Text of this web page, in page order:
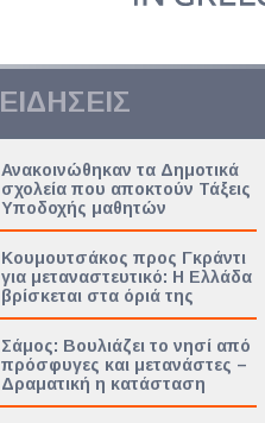
ΕΙΔΗΣΕΙΣ
Ανακοινώθηκαν τα Δημοτικά
σχολεία που αποκτούν Τάξεις
Υποδοχής μαθητών
Κουμουτσάκος προς Γκράντι
για μεταναστευτικό: Η Ελλάδα
βρίσκεται στα όριά της
Σάμος: Βουλιάζει το νησί από
πρόσφυγες και μετανάστες –
Δραματική η κατάσταση